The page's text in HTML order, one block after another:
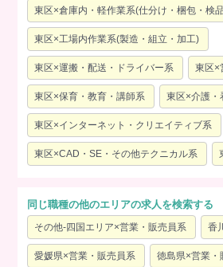
東区×倉庫内・軽作業系(仕分け・梱包・検
東区×工場内作業系(製造・組立・加工)
東区×運搬・配送・ドライバー系 東区×
東区×保育・教育・講師系 東区×介護・
東区×インターネット・クリエイティブ系
東区×CAD・SE・その他テクニカル系
同じ職種の他のエリアの求人を検索する
その他-四国エリア×営業・販売員系 香
愛媛県×営業・販売員系 徳島県×営業・